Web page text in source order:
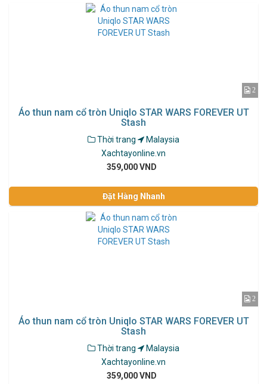
2
Áo thun nam cổ tròn Uniqlo STAR WARS FOREVER UT
Stash
Thời trang
Malaysia
Xachtayonline.vn
359,000 VND
Đặt Hàng Nhanh
2
Áo thun nam cổ tròn Uniqlo STAR WARS FOREVER UT
Stash
Thời trang
Malaysia
Xachtayonline.vn
359,000 VND